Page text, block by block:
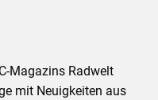
Magazins Radwelt
mit Neuigkeiten aus